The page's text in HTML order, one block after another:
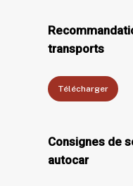
transports
Télécharger
Consignes de
autocar